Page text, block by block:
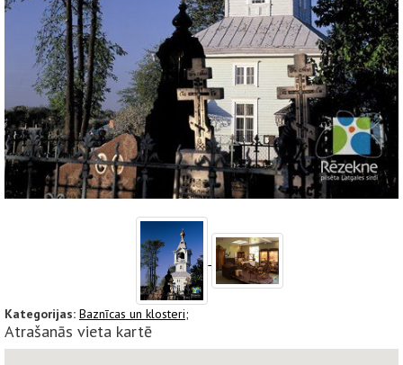
Kategorijas: Baznīcas un klosteri;
Atrašanās vieta kartē